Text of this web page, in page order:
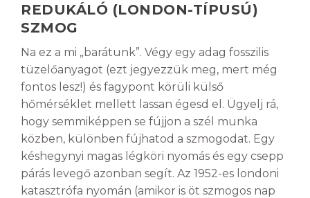
REDUKÁLÓ (LONDON-TÍPUSÚ)
SZMOG
Na ez a mi „barátunk”. Végy egy adag fosszilis
tüzelőanyagot (ezt jegyezzük meg, mert még
fontos lesz!) és fagypont körüli külső
hőmérséklet mellett lassan égesd el. Ügyelj rá,
hogy semmiképpen se fújjon a szél munka
közben, különben fújhatod a szmogodat. Egy
késhegynyi magas légköri nyomás és egy csepp
párás levegő azonban segít. Az 1952-es londoni
katasztrófa nyomán (amikor is öt szmogos nap